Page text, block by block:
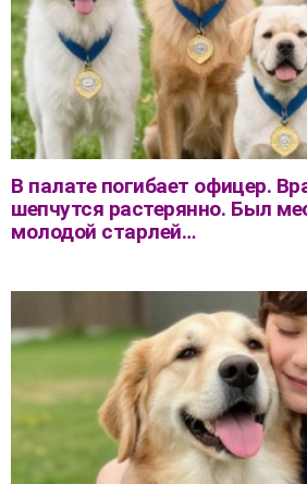
В палате погибает офицер.
шепчутся растерянно. Был
молодой старлей…